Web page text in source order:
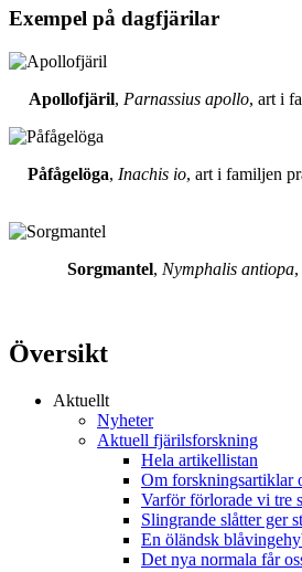
Exempel på dagfjärilar
Apollofjäril, Parnassius apollo, art i
Påfågelöga, Inachis io, art i familjen
Sorgmantel, Nymphalis antiopa,
Översikt
Aktuellt
Nyheter
Aktuell fjärilsforskning
Hela artikellistan
Om forskningsartiklar
Varför förlorade vi tre
Slingrande slåtter ger
En öländsk
Det nya normala får